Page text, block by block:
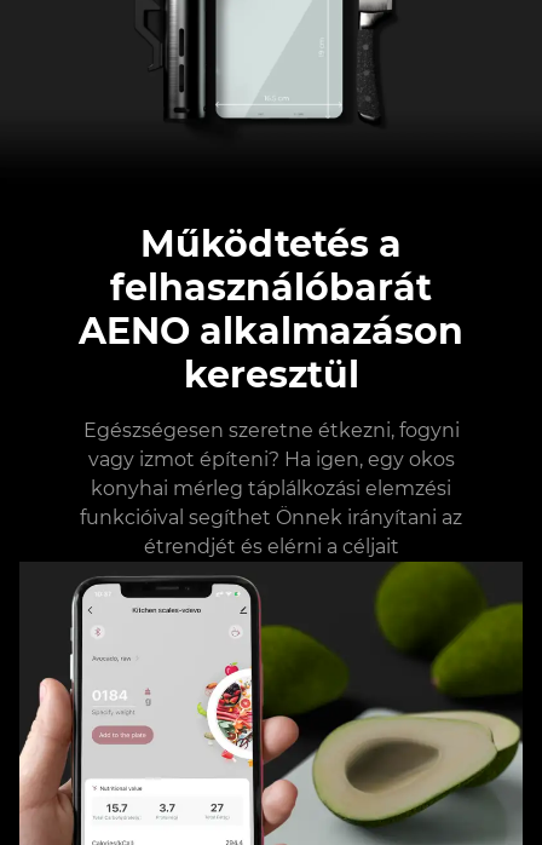
Működtetés a
felhasználóbarát
AENO alkalmazáson
keresztül
Egészségesen szeretne étkezni, fogyni
vagy izmot építeni? Ha igen, egy okos
konyhai mérleg táplálkozási elemzési
funkcióival segíthet Önnek irányítani az
étrendjét és elérni a céljait